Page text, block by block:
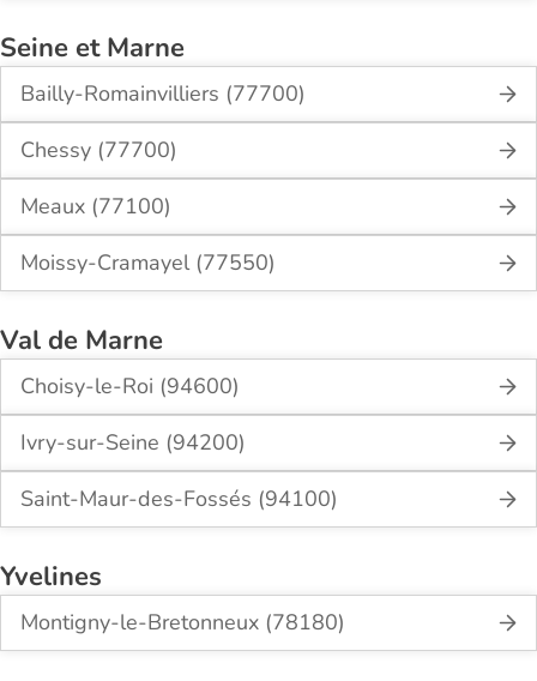
Seine et Marne
Bailly-Romainvilliers (77700)
Chessy (77700)
Meaux (77100)
Moissy-Cramayel (77550)
Val de Marne
Choisy-le-Roi (94600)
Ivry-sur-Seine (94200)
Saint-Maur-des-Fossés (94100)
Yvelines
Montigny-le-Bretonneux (78180)